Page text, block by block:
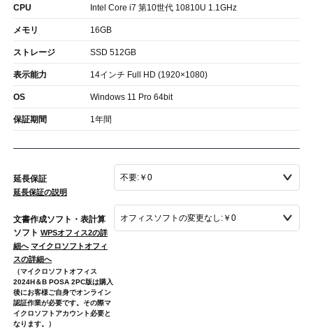
CPU Intel Core i7 第10世代 10810U 1.1GHz
メモリ 16GB
ストレージ SSD 512GB
表示能力 14インチ Full HD (1920×1080)
OS Windows 11 Pro 64bit
保証期間 1年間
延長保証
延長保証の説明
文書作成ソフト・表計算
ソフト WPSオフィス2の詳
細へ マイクロソフトオフィ
スの詳細へ
（マイクロソフトオフィス
2024H＆B POSA 2PC版は購入
後にお客様ご自身でオンライン
認証作業が必要です。その際マ
イクロソフトアカウント必要と
なります。）